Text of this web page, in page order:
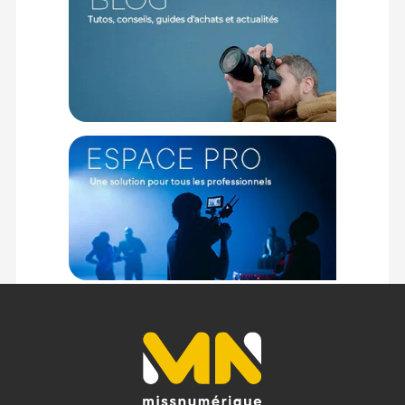
Modèle : AEGIS 32" Rolling Hybrid Duffel - Noir
Référence constructeur : HY32-TRVL-BLK
Catégorie : Sac de voyage hybride à roulettes
Format : Grand bagage de soute (32 pouces)
Volume maximal : 115 Litres (30,4 gallons)
Technologie de protection : Pelican Shield™ (face avant
thermoformée en EVA et base rigide en polycarbonate)
Matériau extérieur : Tissu Cordura 500D haute résistance à
l'eau et à l'abrasion
Type de fermeture : Fermetures éclair YKK imbriquées et
compatibles avec un cadenas
Poches : Poches zippées intérieures et extérieures à accès
rapide pour accessoires
Système de transport : Poignée télescopique extensible
rétractable, multiples poignées de préhension supérieures,